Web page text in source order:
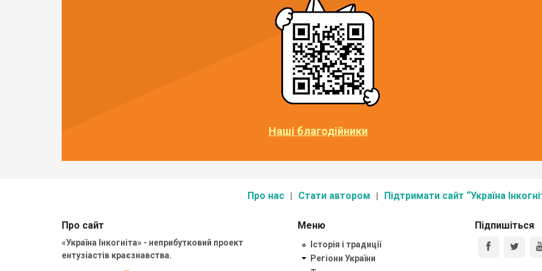
Наші благодійники
Про нас Стати автором Підтримати сайт “Україна
Про сайт
«Україна Інкогніта» - неприбутковий проект
ентузіастів краєзнавства.
Меню
Історія і традиції
Регіони України
Підпишіться